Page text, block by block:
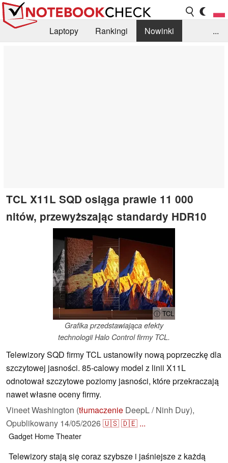
Laptopy Rankingi
Nowinki
...
TCL X11L SQD osiąga prawie 11 000
nitów, przewyższając standardy HDR10
ⓘ TCL
Grafika przedstawiająca efekty
technologii Halo Control firmy TCL.
Telewizory SQD firmy TCL ustanowiły nową poprzeczkę dla
szczytowej jasności. 85-calowy model z linii X11L
odnotował szczytowe poziomy jasności, które przekraczają
nawet własne oceny firmy.
Vineet Washington (tłumaczenie DeepL / Ninh Duy),
Opublikowany 14/05/2026🇺🇸🇩🇪 ...
Gadget Home Theater
Telewizory stają się coraz szybsze i jaśniejsze z każdą